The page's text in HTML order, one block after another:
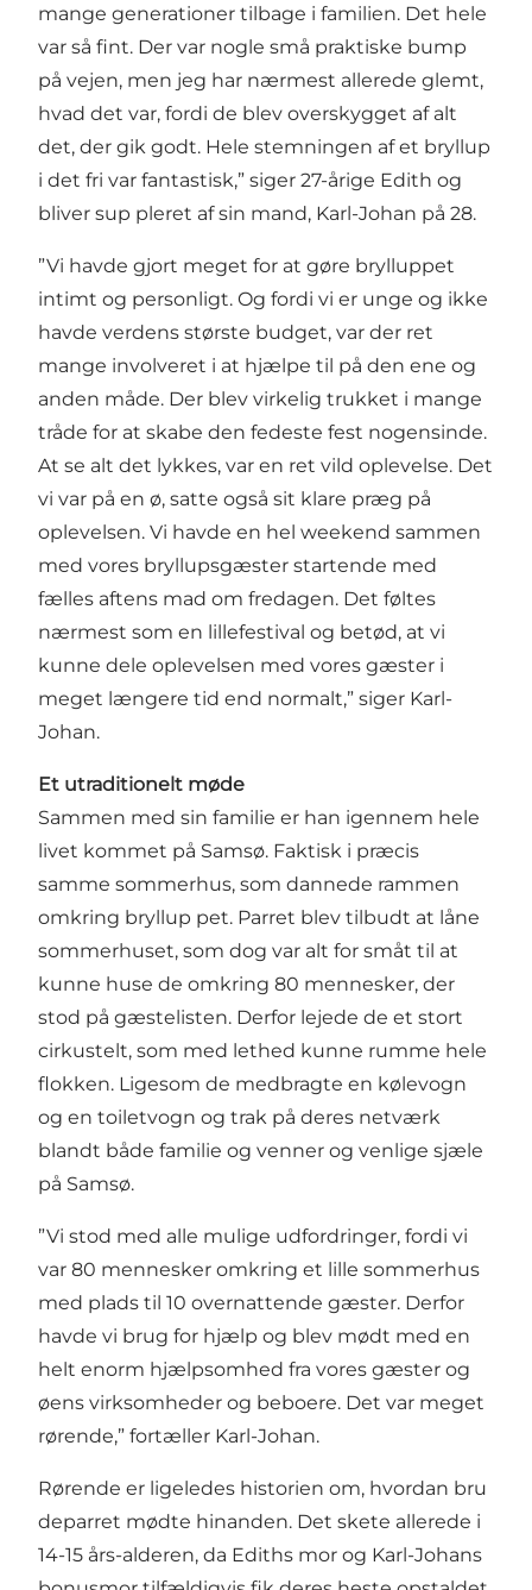
mange generationer tilbage i familien. Det hele
var så fint. Der var nogle små praktiske bump
på vejen, men jeg har nærmest allerede glemt,
hvad det var, fordi de blev overskygget af alt
det, der gik godt. Hele stemningen af et bryllup
i det fri var fantastisk,” siger 27-årige Edith og
bliver sup pleret af sin mand, Karl-Johan på 28.
”Vi havde gjort meget for at gøre brylluppet
intimt og personligt. Og fordi vi er unge og ikke
havde verdens største budget, var der ret
mange involveret i at hjælpe til på den ene og
anden måde. Der blev virkelig trukket i mange
tråde for at skabe den fedeste fest nogensinde.
At se alt det lykkes, var en ret vild oplevelse. Det
vi var på en ø, satte også sit klare præg på
oplevelsen. Vi havde en hel weekend sammen
med vores bryllupsgæster startende med
fælles aftens mad om fredagen. Det føltes
nærmest som en lillefestival og betød, at vi
kunne dele oplevelsen med vores gæster i
meget længere tid end normalt,” siger Karl-
Johan.
Et utraditionelt møde
Sammen med sin familie er han igennem hele
livet kommet på Samsø. Faktisk i præcis
samme sommerhus, som dannede rammen
omkring bryllup pet. Parret blev tilbudt at låne
sommerhuset, som dog var alt for småt til at
kunne huse de omkring 80 mennesker, der
stod på gæstelisten. Derfor lejede de et stort
cirkustelt, som med lethed kunne rumme hele
flokken. Ligesom de medbragte en kølevogn
og en toiletvogn og trak på deres netværk
blandt både familie og venner og venlige sjæle
på Samsø.
”Vi stod med alle mulige udfordringer, fordi vi
var 80 mennesker omkring et lille sommerhus
med plads til 10 overnattende gæster. Derfor
havde vi brug for hjælp og blev mødt med en
helt enorm hjælpsomhed fra vores gæster og
øens virksomheder og beboere. Det var meget
rørende,” fortæller Karl-Johan.
Rørende er ligeledes historien om, hvordan bru
deparret mødte hinanden. Det skete allerede i
14-15 års-alderen, da Ediths mor og Karl-Johans